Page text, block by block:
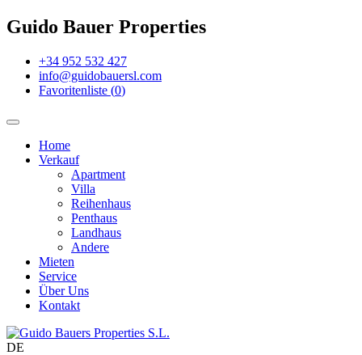
Guido Bauer Properties
+34 952 532 427
info@guidobauersl.com
Favoritenliste (0)
Home
Verkauf
Apartment
Villa
Reihenhaus
Penthaus
Landhaus
Andere
Mieten
Service
Über Uns
Kontakt
DE